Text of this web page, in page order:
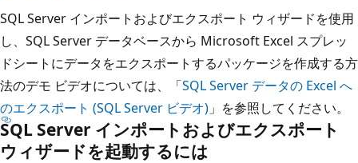
SQL Server インポートおよびエクスポート ウィザードを使用
し、SQL Server データベースから Microsoft Excel スプレッ
ドシートにデータをエクスポートするパッケージを作成する方
法のデモ ビデオについては、「SQL Server データの Excel へ
のエクスポート (SQL Server ビデオ) 」を参照してください。
SQL Server インポートおよびエクスポート
ウィザードを起動するには